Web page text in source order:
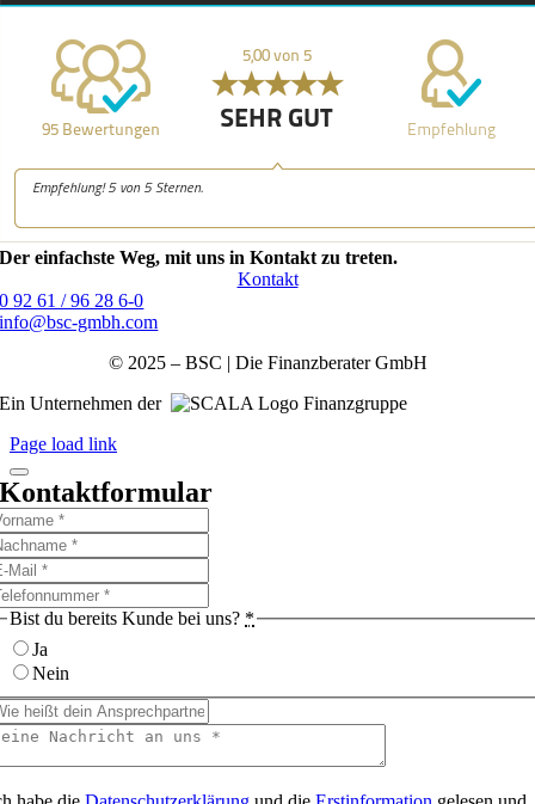
Der einfachste Weg, mit uns in Kontakt zu treten.
Kontakt
0 92 61 / 96 28 6-0
info@bsc-gmbh.com
© 2025 – BSC | Die Finanzberater GmbH
Ein Unternehmen der
Finanzgruppe
Page load link
Kontaktformular
Bist du bereits Kunde bei uns? *
Ja
Nein